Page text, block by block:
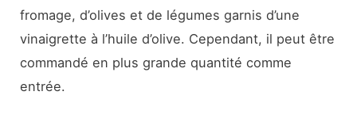
fromage, d’olives et de légumes garnis d’une
vinaigrette à l’huile d’olive. Cependant, il peut être
commandé en plus grande quantité comme
entrée.